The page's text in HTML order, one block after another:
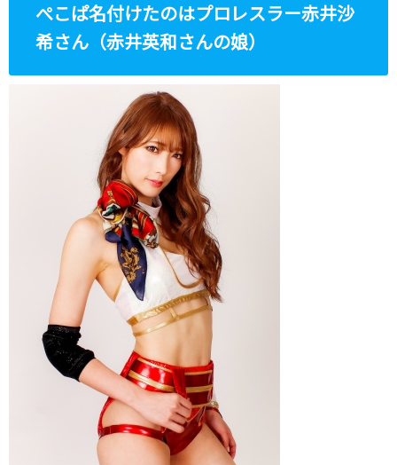
ぺこぱ名付けたのはプロレスラー赤井沙
希さん（赤井英和さんの娘）